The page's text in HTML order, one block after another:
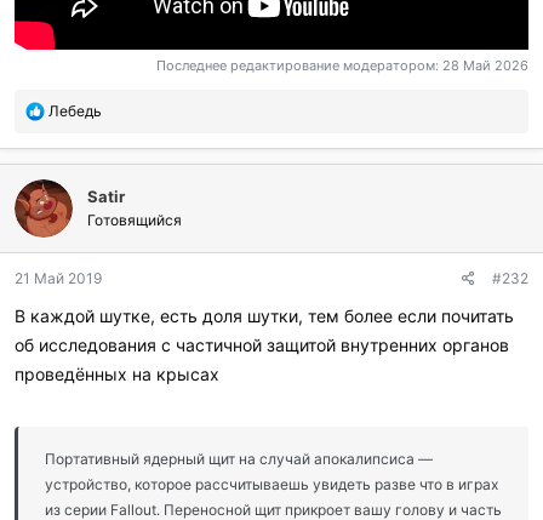
Последнее редактирование модератором: 28 Май 2026
П
б
а
г
о
а
и
л
и
Лебедь
Satir
Готовящийся
21 Май 2019 #232
В каждой шутке, есть доля шутки, тем более если почитать
об исследования с частичной защитой внутренних органов
проведённых на крысах
Портативный ядерный щит на случай апокалипсиса —
устройство, которое рассчитываешь увидеть разве что в играх
из серии Fallout. Переносной щит прикроет вашу голову и часть